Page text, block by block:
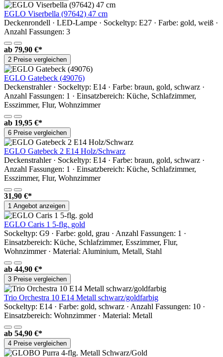
EGLO Viserbella (97642) 47 cm
Deckenrondell · LED-Lampe · Sockeltyp: E27 · Farbe: gold, weiß ·
Anzahl Fassungen: 3
ab 79,90 €*
2 Preise vergleichen
EGLO Gatebeck (49076)
Deckenstrahler · Sockeltyp: E14 · Farbe: braun, gold, schwarz ·
Anzahl Fassungen: 1 · Einsatzbereich: Küche, Schlafzimmer,
Esszimmer, Flur, Wohnzimmer
ab 19,95 €*
6 Preise vergleichen
EGLO Gatebeck 2 E14 Holz/Schwarz
Deckenstrahler · Sockeltyp: E14 · Farbe: braun, gold, schwarz ·
Anzahl Fassungen: 1 · Einsatzbereich: Küche, Schlafzimmer,
Esszimmer, Flur, Wohnzimmer
31,90 €*
1 Angebot anzeigen
EGLO Caris 1 5-flg. gold
Sockeltyp: G9 · Farbe: gold, grau · Anzahl Fassungen: 1 ·
Einsatzbereich: Küche, Schlafzimmer, Esszimmer, Flur,
Wohnzimmer · Material: Aluminium, Metall, Stahl
ab 44,90 €*
3 Preise vergleichen
Trio Orchestra 10 E14 Metall schwarz/goldfarbig
Sockeltyp: E14 · Farbe: gold, schwarz · Anzahl Fassungen: 10 ·
Einsatzbereich: Wohnzimmer · Material: Metall
ab 54,90 €*
4 Preise vergleichen